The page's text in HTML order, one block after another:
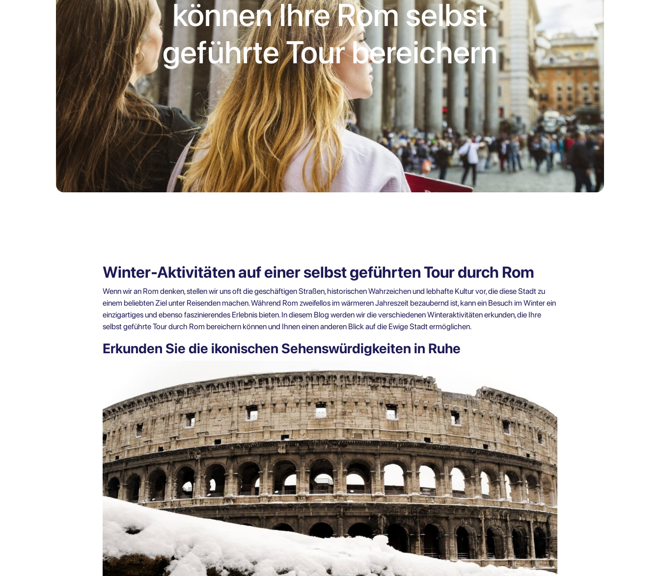
können Ihre Rom selbst
geführte Tour bereichern
Winter-Aktivitäten auf einer selbst geführten Tour durch Rom
Wenn wir an Rom denken, stellen wir uns oft die geschäftigen Straßen, historischen Wahrzeichen und lebhafte Kultur vor, die diese Stadt zu
einem beliebten Ziel unter Reisenden machen. Während Rom zweifellos im wärmeren Jahreszeit bezaubernd ist, kann ein Besuch im Winter ein
einzigartiges und ebenso faszinierendes Erlebnis bieten. In diesem Blog werden wir die verschiedenen Winteraktivitäten erkunden, die Ihre
selbst geführte Tour durch Rom bereichern können und Ihnen einen anderen Blick auf die Ewige Stadt ermöglichen.
Erkunden Sie die ikonischen Sehenswürdigkeiten in Ruhe